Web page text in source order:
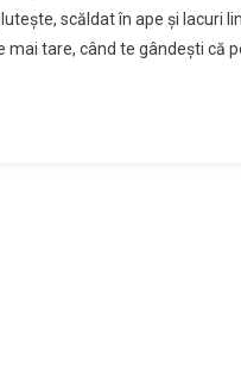
scăldat în ape și lacuri
mai tare, când te gândești că